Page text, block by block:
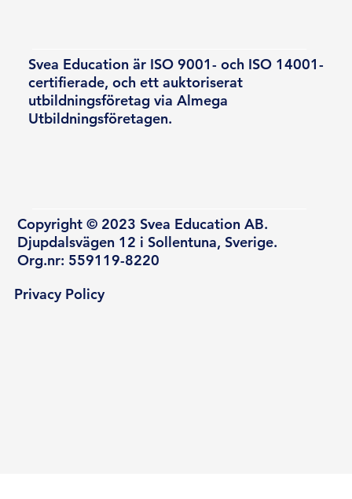
Svea Education är ISO 9001- och ISO 14001-
certifierade, och ett auktoriserat
utbildningsföretag via Almega
Utbildningsföretagen.
Copyright © 2023 Svea Education AB.
Djupdalsvägen 12 i Sollentuna, Sverige.
Org.nr: 559119-8220
Privacy Policy